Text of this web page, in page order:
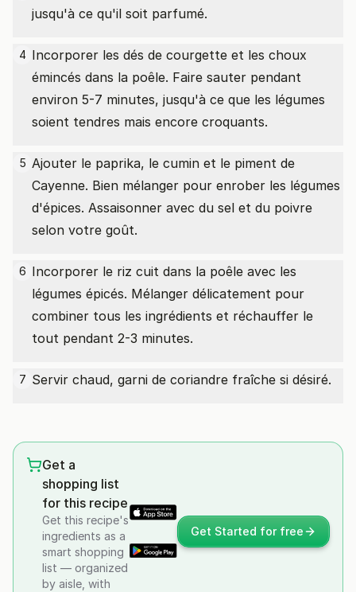
jusqu'à ce qu'il soit parfumé.
4 Incorporer les dés de courgette et les choux
émincés dans la poêle. Faire sauter pendant
environ 5-7 minutes, jusqu'à ce que les légumes
soient tendres mais encore croquants.
5 Ajouter le paprika, le cumin et le piment de
Cayenne. Bien mélanger pour enrober les légumes
d'épices. Assaisonner avec du sel et du poivre
selon votre goût.
6 Incorporer le riz cuit dans la poêle avec les
légumes épicés. Mélanger délicatement pour
combiner tous les ingrédients et réchauffer le
tout pendant 2-3 minutes.
7 Servir chaud, garni de coriandre fraîche si désiré.
Get a
shopping list
for this recipe
Get this recipe's
ingredients as a
smart shopping
list — organized
by aisle, with
Get Started for free